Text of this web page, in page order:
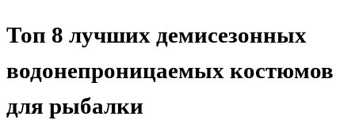
Топ 8 лучших демисезонных
водонепроницаемых костюмов
для рыбалки